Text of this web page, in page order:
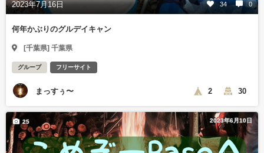
2023年7月16日 34 0
何年かぶりのグルデイキャン
[千葉県] 千葉県
グループ フリーサイト
まっすぅ〜 2 30
2023年6月10日
25